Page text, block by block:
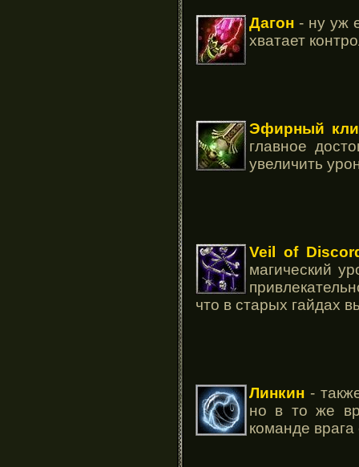
Дагон - ну уж
хватает
Эфирный
главное
увеличить
Veil of
магический
что в старых гайдах
Линкин -
но в то же
команде врага